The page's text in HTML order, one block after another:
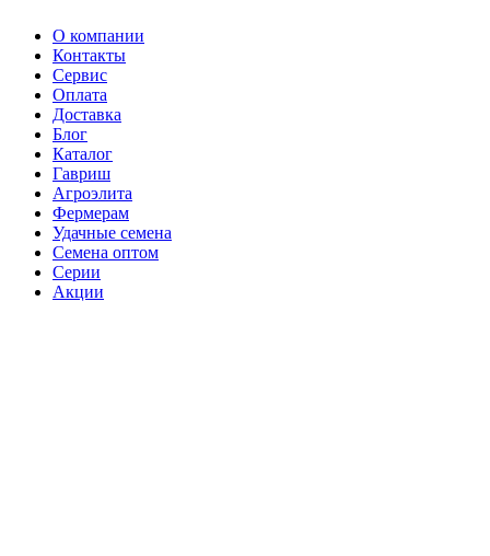
О компании
Контакты
Сервис
Оплата
Доставка
Блог
Каталог
Гавриш
Агроэлита
Фермерам
Удачные семена
Семена оптом
Серии
Акции